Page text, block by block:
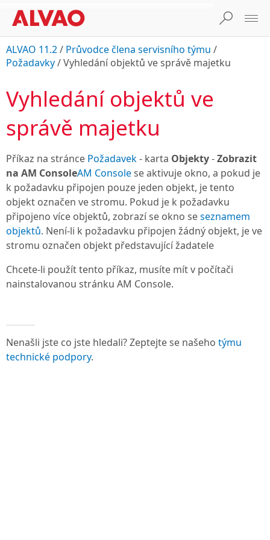
ALVAO 11.2/ Průvodce člena servisního týmu /
Požadavky/Vyhledání objektů ve správě majetku
Vyhledání objektů ve
správě majetku
Příkaz na stránce Požadavek- karta Objekty-Zobrazit
na AM ConsoleAM Consolese aktivuje okno, a pokud je
k požadavku připojen pouze jeden objekt, je tento
objekt označen ve stromu. Pokud je k požadavku
připojeno více objektů, zobrazí se okno seseznamem
objektů. Není-li k požadavku připojen žádný objekt, je ve
stromu označen objekt představující žadatele
Chcete-li použít tento příkaz, musíte mít v počítači
nainstalovanou stránku AM Console.
Nenašli jste co jste hledali? Zeptejte se našeho týmu
technické podpory.